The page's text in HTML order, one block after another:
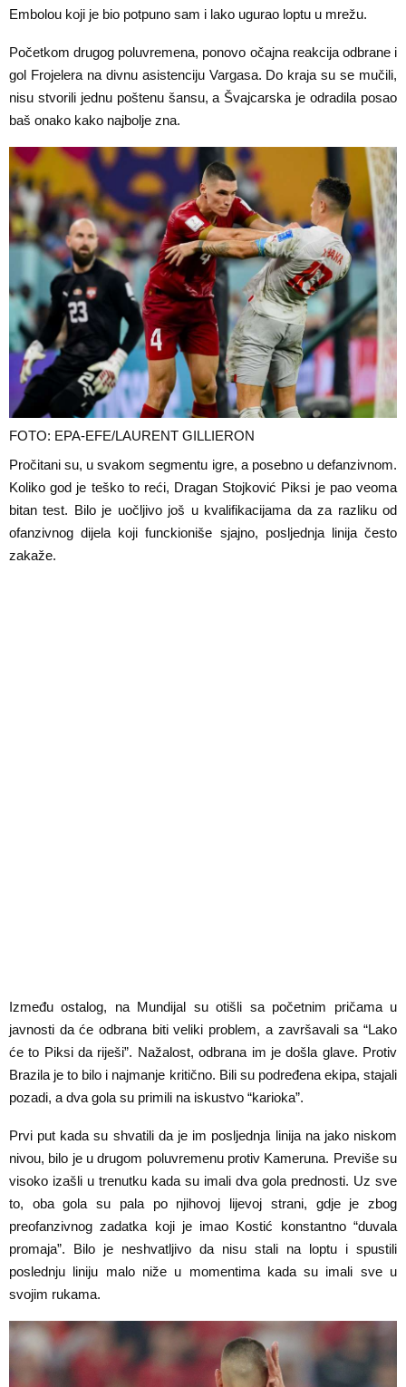
Embolou koji je bio potpuno sam i lako ugurao loptu u mrežu.
Početkom drugog poluvremena, ponovo očajna reakcija odbrane i
gol Frojelera na divnu asistenciju Vargasa. Do kraja su se mučili,
nisu stvorili jednu poštenu šansu, a Švajcarska je odradila posao
baš onako kako najbolje zna.
FOTO: EPA-EFE/LAURENT GILLIERON
Pročitani su, u svakom segmentu igre, a posebno u defanzivnom.
Koliko god je teško to reći, Dragan Stojković Piksi je pao veoma
bitan test. Bilo je uočljivo još u kvalifikacijama da za razliku od
ofanzivnog dijela koji funckioniše sjajno, posljednja linija često
zakaže.
Između ostalog, na Mundijal su otišli sa početnim pričama u
javnosti da će odbrana biti veliki problem, a završavali sa “Lako
će to Piksi da riješi”. Nažalost, odbrana im je došla glave. Protiv
Brazila je to bilo i najmanje kritično. Bili su podređena ekipa, stajali
pozadi, a dva gola su primili na iskustvo “karioka”.
Prvi put kada su shvatili da je im posljednja linija na jako niskom
nivou, bilo je u drugom poluvremenu protiv Kameruna. Previše su
visoko izašli u trenutku kada su imali dva gola prednosti. Uz sve
to, oba gola su pala po njihovoj lijevoj strani, gdje je zbog
preofanzivnog zadatka koji je imao Kostić konstantno “duvala
promaja”. Bilo je neshvatljivo da nisu stali na loptu i spustili
poslednju liniju malo niže u momentima kada su imali sve u
svojim rukama.